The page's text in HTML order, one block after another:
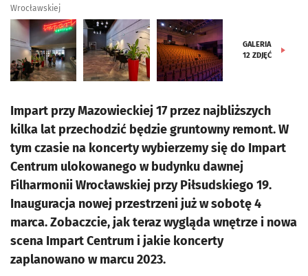
Wrocławskiej
GALERIA
12 ZDJĘĆ
Impart przy Mazowieckiej 17 przez najbliższych
kilka lat przechodzić będzie gruntowny remont. W
tym czasie na koncerty wybierzemy się do Impart
Centrum ulokowanego w budynku dawnej
Filharmonii Wrocławskiej przy Piłsudskiego 19.
Inauguracja nowej przestrzeni już w sobotę 4
marca. Zobaczcie, jak teraz wygląda wnętrze i nowa
scena Impart Centrum i jakie koncerty
zaplanowano w marcu 2023.